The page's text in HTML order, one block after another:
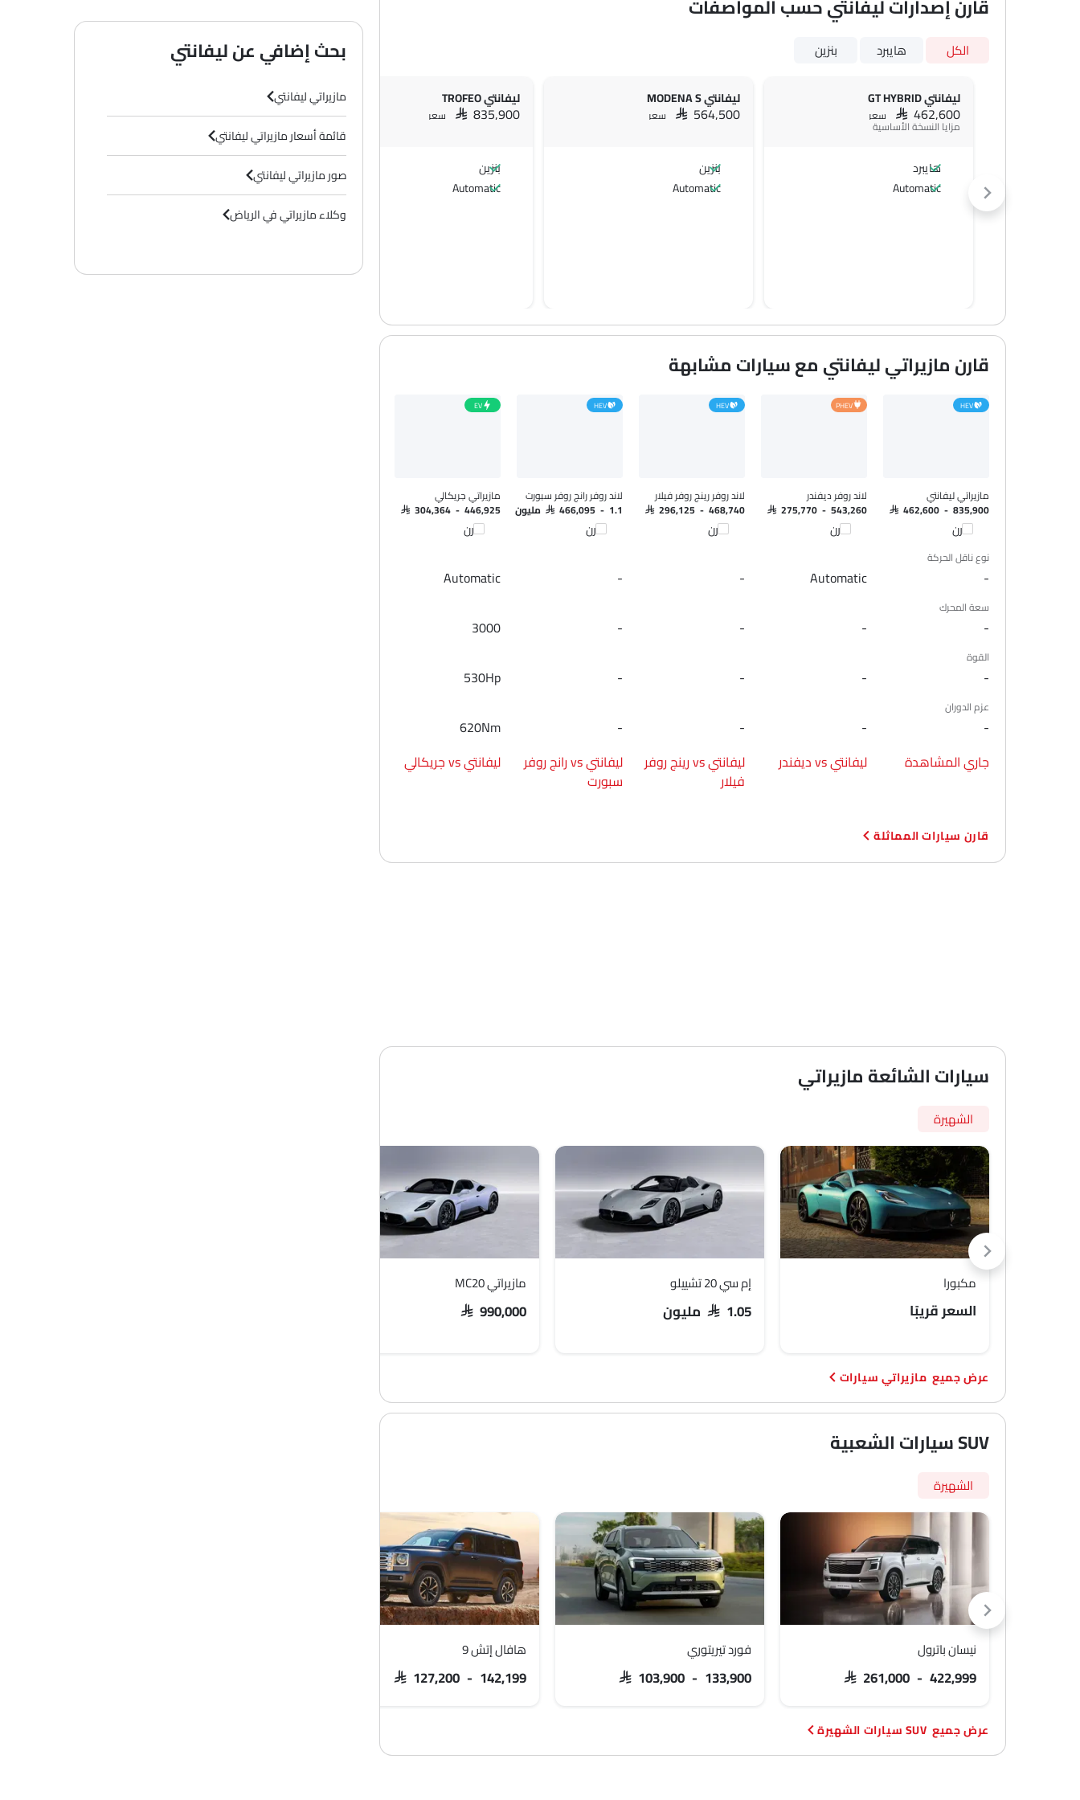
قارن إصدارات ليفانتي حسب المواصفات
الكل هايبرد بنزين
ليفانتي GT HYBRID
SAR 462,600 سعر
مزايا النسخة الأساسية
هايبرد
Automatic
ليفانتي MODENA S
SAR 564,500 سعر
بنزين
Automatic
ليفانتي TROFEO
SAR 835,900 سعر
بنزين
Automatic
قارن مازيراتي ليفانتي مع سيارات مشابهة
HEV
مازيراتي ليفانتي
SAR 462,600 - 835,900
قارن
PHEV
لاند روفر ديفندر
SAR 275,770 - 543,260
قارن
HEV
لاند روفر رينج روفر فيلار
SAR 296,125 - 468,740
قارن
HEV
لاند روفر رانج روفر سبورت
SAR 466,095 - 1.1 مليون
قارن
EV
مازيراتي جريكالي
SAR 304,364 - 446,925
قارن
نوع ناقل الحركة
-
Automatic
-
-
Automatic
سعة المحرك
-
-
-
-
3000
القوة
-
-
-
-
530Hp
عزم الدوران
-
-
-
-
620Nm
جاري المشاهدة
ليفانتي vs ديفندر
ليفانتي vs رينج روفر
فيلار
ليفانتي vs رانج روفر
سبورت
ليفانتي vs جريكالي
قارن سيارات المماثلة
سيارات الشائعة مازيراتي
الشهيرة
مكبورا
السعر قريبًا
إم سي 20 تشييلو
SAR 1.05 مليون
مازيراتي MC20
SAR 990,000
مازيراتي سيارات
SUV سيارات الشعبية
الشهيرة
نيسان باترول
SAR 261,000 - 422,999
فورد تيريتوري
SAR 103,900 - 133,900
هافال إتش 9
SAR 127,200 - 142,199
SUV سيارات الشهيرة
بحث إضافي عن ليفانتي
مازيراتي ليفانتي
قائمة أسعار مازيراتي ليفانتي
صور مازيراتي ليفانتي
وكلاء مازيراتي في الرياض‎